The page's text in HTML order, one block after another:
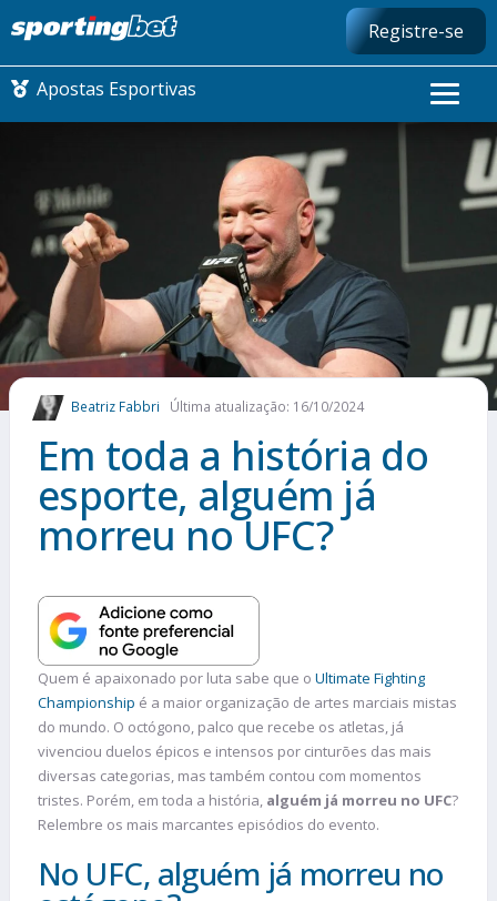
Registre-se
Apostas Esportivas
CONMEBOL LIBERTADORES
FUTEBOL NACIONAL
FUTEBOL INTERNACIONAL
COMO APOSTAR
MAIS ESPORTES
Beatriz Fabbri Última atualização: 16/10/2024
Em toda a história do
esporte, alguém já
morreu no UFC?
Quem é apaixonado por luta sabe que o Ultimate Fighting
Championship é a maior organização de artes marciais mistas
do mundo. O octógono, palco que recebe os atletas, já
vivenciou duelos épicos e intensos por cinturões das mais
diversas categorias, mas também contou com momentos
tristes. Porém, em toda a história, alguém já morreu no UFC?
Relembre os mais marcantes episódios do evento.
No UFC, alguém já morreu no